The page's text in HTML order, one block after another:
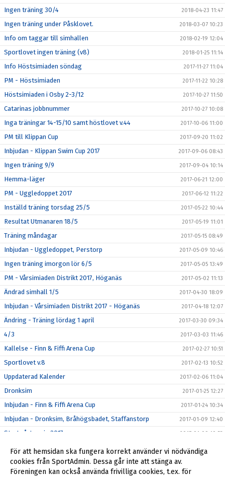
Ingen träning 30/4 2018-04-23 11:47
Ingen träning under Påsklovet. 2018-03-07 10:23
Info om taggar till simhallen 2018-02-19 12:04
Sportlovet ingen träning (v8) 2018-01-25 11:14
Info Höstsimiaden söndag 2017-11-27 11:04
PM - Höstsimiaden 2017-11-22 10:28
Höstsimiaden i Osby 2-3/12 2017-10-27 11:50
Catarinas jobbnummer 2017-10-27 10:08
Inga träningar 14-15/10 samt höstlovet v.44 2017-10-06 11:00
PM till Klippan Cup 2017-09-20 11:02
Inbjudan - Klippan Swim Cup 2017 2017-09-06 08:43
Ingen träning 9/9 2017-09-04 10:14
Hemma-läger 2017-06-21 12:00
PM - Uggledoppet 2017 2017-06-12 11:22
Inställd träning torsdag 25/5 2017-05-22 10:44
Resultat Utmanaren 18/5 2017-05-19 11:01
Träning måndagar 2017-05-15 08:49
Inbjudan - Uggledoppet, Perstorp 2017-05-09 10:46
Ingen träning imorgon lör 6/5 2017-05-05 13:49
PM - Vårsimiaden Distrikt 2017, Höganäs 2017-05-02 11:13
Ändrad simhall 1/5 2017-04-30 18:09
Inbjudan - Vårsimiaden Distrikt 2017 - Höganäs 2017-04-18 12:07
Ändring - Träning lördag 1 april 2017-03-30 09:34
4/3 2017-03-03 11:46
Kallelse - Finn & Fiffi Arena Cup 2017-02-27 10:51
Sportlovet v.8 2017-02-13 10:52
Uppdaterad Kalender 2017-02-06 11:04
Dronksim 2017-01-25 12:27
Inbjudan - Finn & Fiffi Arena Cup 2017-01-24 10:34
Inbjudan - Dronksim, Bråhögsbadet, Staffanstorp 2017-01-09 12:40
Start vårtermin 2017 2017-01-09 10:53
Tränings tiderna vecka 44 2016-10-26 10:47
Tränings tid på lördag den 17 september 2016-09-14 12:04
Träningstider ht2016
För att hemsidan ska fungera korrekt använder vi nödvändiga
cookies från SportAdmin. Dessa går inte att stänga av.
Föreningen kan också använda frivilliga cookies, t.ex. för